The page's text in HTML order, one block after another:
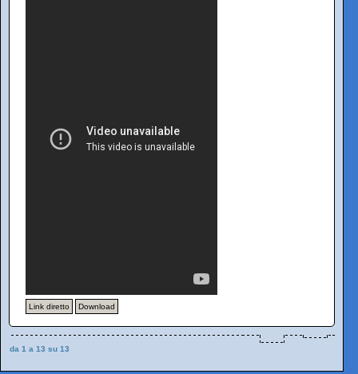
Link diretto Download
da 1 a 13 su 13